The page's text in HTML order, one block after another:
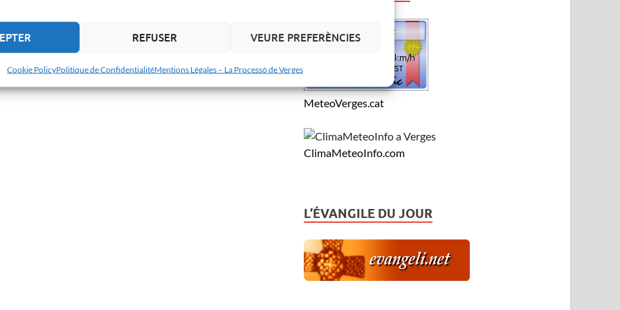
REFUSER VEURE PREFERÈNCIES
Cookie PolicyPolitique de ConfidentialitéMentions Légales – La Processó de Verges
MeteoVerges.cat
ClimaMeteoInfo.com
L’ÉVANGILE DU JOUR